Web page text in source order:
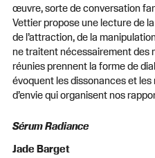
œuvre, sorte de conversation
Vettier propose une lecture de
de l’attraction, de la
ne traitent nécessairement des
réunies prennent la forme de
évoquent les dissonances et
d’envie qui organisent nos
Sérum Radiance
Jade Barget